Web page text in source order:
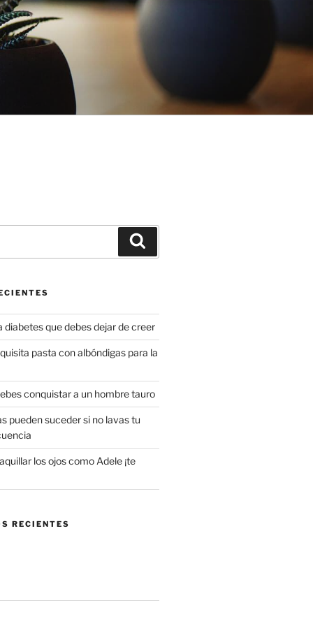
diabetes que debes dejar de creer
pasta con albóndigas para la
conquistar a un hombre tauro
pueden suceder si no lavas tu
los ojos como Adele ¡te
RECIENTES